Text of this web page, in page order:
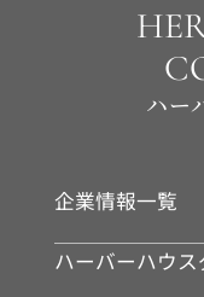
ハー
企業情報一覧
ハーバーハウ